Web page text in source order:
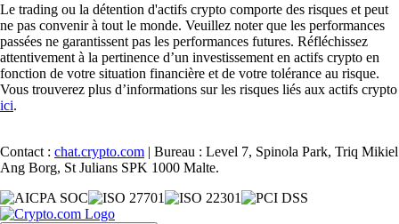
Le trading ou la détention d'actifs crypto comporte des risques et peut
ne pas convenir à tout le monde. Veuillez noter que les performances
passées ne garantissent pas les performances futures. Réfléchissez
attentivement à la pertinence d’un investissement en actifs crypto en
fonction de votre situation financière et de votre tolérance au risque.
Vous trouverez plus d’informations sur les risques liés aux actifs crypto
ici.
Contact : chat.crypto.com | Bureau : Level 7, Spinola Park, Triq Mikiel
Ang Borg, St Julians SPK 1000 Malte.